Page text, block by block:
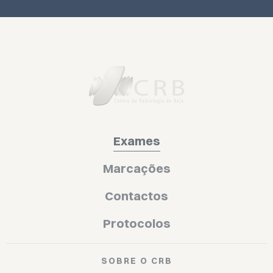
Exames
Marcações
Contactos
Protocolos
SOBRE O CRB